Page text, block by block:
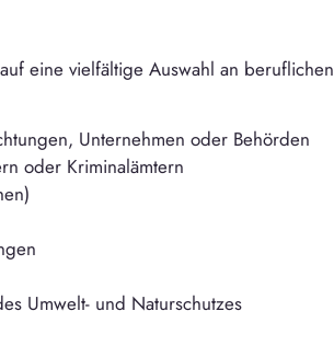
eine vielfältige Auswahl an beruflichen
Unternehmen oder Behörden
oder Kriminalämtern
Umwelt- und Naturschutzes